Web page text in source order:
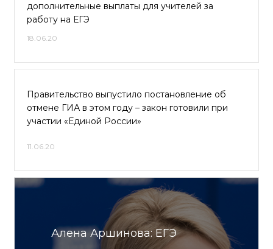
дополнительные выплаты для учителей за
работу на ЕГЭ
18.06.20
Правительство выпустило постановление об
отмене ГИА в этом году – закон готовили при
участии «Единой России»
11.06.20
Алена Аршинова: ЕГЭ